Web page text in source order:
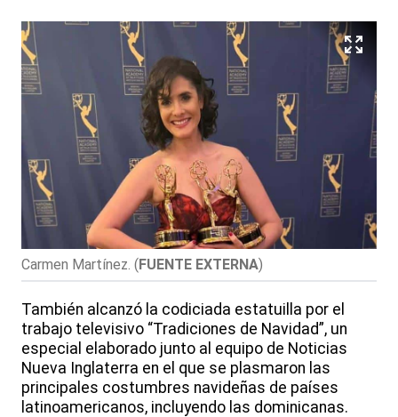
Carmen Martínez. (FUENTE EXTERNA)
También alcanzó la codiciada estatuilla por el
trabajo televisivo “Tradiciones de Navidad”, un
especial elaborado junto al equipo de Noticias
Nueva Inglaterra en el que se plasmaron las
principales costumbres navideñas de países
latinoamericanos, incluyendo las dominicanas.